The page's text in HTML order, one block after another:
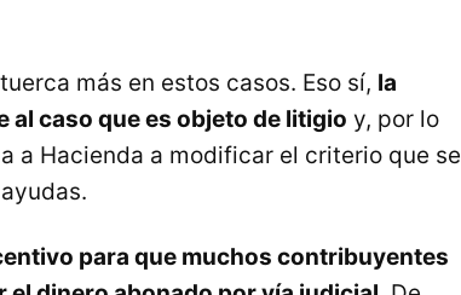
más en estos casos. Eso sí, la
caso que es objeto de litigio y, por lo
a Hacienda a modificar el criterio que se
para que muchos contribuyentes